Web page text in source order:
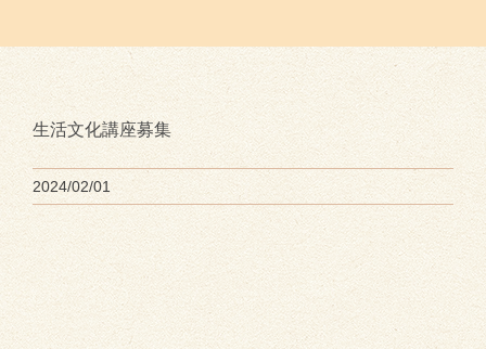
生活文化講座募集
2024/02/01